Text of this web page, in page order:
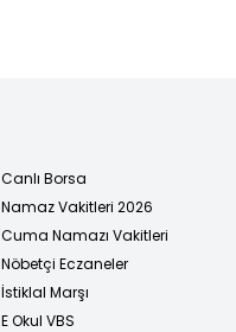
Canlı Borsa
Namaz Vakitleri 2026
Cuma Namazı Vakitleri
Nöbetçi Eczaneler
İstiklal Marşı
E Okul VBS